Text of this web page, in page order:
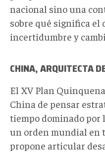
nacional sino una
sobre qué significa el
incertidumbre y
CHINA, ARQUITECTA
El XV Plan
China de pensar
tiempo dominado por
un orden mundial en
propone articular